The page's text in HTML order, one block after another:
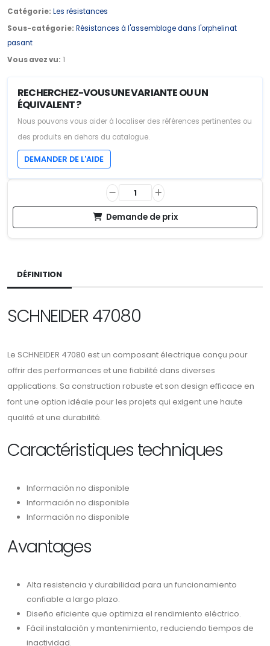
Catégorie: Les résistances
Sous-catégorie: Résistances à l'assemblage dans l'orphelinat
pasant
Vous avez vu: 1
RECHERCHEZ-VOUS UNE VARIANTE OU UN
ÉQUIVALENT ?
Nous pouvons vous aider à localiser des références pertinentes ou
des produits en dehors du catalogue.
DEMANDER DE L'AIDE
Demande de prix
DÉFINITION
SCHNEIDER 47080
Le SCHNEIDER 47080 est un composant électrique conçu pour
offrir des performances et une fiabilité dans diverses
applications. Sa construction robuste et son design efficace en
font une option idéale pour les projets qui exigent une haute
qualité et une durabilité.
Caractéristiques techniques
Información no disponible
Información no disponible
Información no disponible
Avantages
Alta resistencia y durabilidad para un funcionamiento
confiable a largo plazo.
Diseño eficiente que optimiza el rendimiento eléctrico.
Fácil instalación y mantenimiento, reduciendo tiempos de
inactividad.